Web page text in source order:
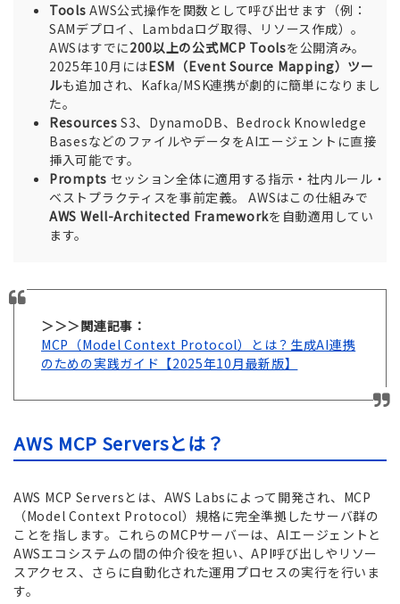
Tools AWS公式操作を関数として呼び出せます（例：
SAMデプロイ、Lambdaログ取得、リソース作成）。
AWSはすでに200以上の公式MCP Toolsを公開済み。
2025年10月にはESM（Event Source Mapping）ツー
ルも追加され、Kafka/MSK連携が劇的に簡単になりまし
た。
Resources S3、DynamoDB、Bedrock Knowledge
BasesなどのファイルやデータをAIエージェントに直接
挿入可能です。
Prompts セッション全体に適用する指示・社内ルール・
ベストプラクティスを事前定義。 AWSはこの仕組みで
AWS Well-Architected Frameworkを自動適用してい
ます。
＞＞＞関連記事：
MCP（Model Context Protocol）とは？生成AI連携
のための実践ガイド【2025年10月最新版】
AWS MCP Serversとは？
AWS MCP Serversとは、AWS Labsによって開発され、MCP
（Model Context Protocol）規格に完全準拠したサーバ群の
ことを指します。これらのMCPサーバーは、AIエージェントと
AWSエコシステムの間の仲介役を担い、API呼び出しやリソー
スアクセス、さらに自動化された運用プロセスの実行を行いま
す。